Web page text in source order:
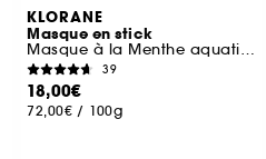
KLORANE
Masque en stick
Masque à la Menthe aquatique BIO
39
18,00€
72,00€ / 100g